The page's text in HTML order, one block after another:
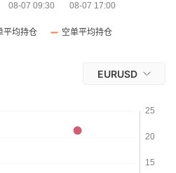
EURUSD